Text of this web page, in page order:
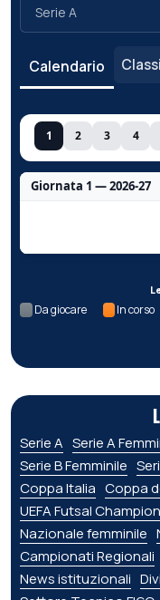
Calendario
1 2 3 4
Giornata 1 — 2026-27
Da giocare In corso
Serie A Serie A
Serie B Femminile
Coppa Italia Coppa
UEFA Futsal
Nazionale femminile
Campionati Regionali
News istituzionali